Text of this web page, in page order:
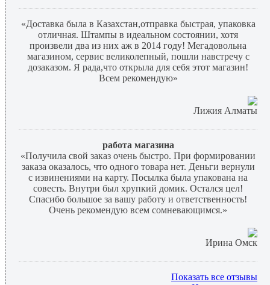
«Доставка была в Казахстан,отправка быстрая, упаковка
отличная. Штампы в идеальном состоянии, хотя
произвели два из них аж в 2014 году! Мегадовольна
магазином, сервис великолепный, пошли навстречу с
дозаказом. Я рада,что открыла для себя этот магазин!
Всем рекомендую»
Лижия Алматы
работа магазина
«Получила свой заказ очень быстро. При формировании
заказа оказалось, что одного товара нет. Деньги вернули
с извинениями на карту. Посылка была упакована на
совесть. Внутри был хрупкий домик. Остался цел!
Спасибо большое за вашу работу и ответственность!
Очень рекомендую всем сомневающимся.»
Ирина Омск
Показать все отзывы